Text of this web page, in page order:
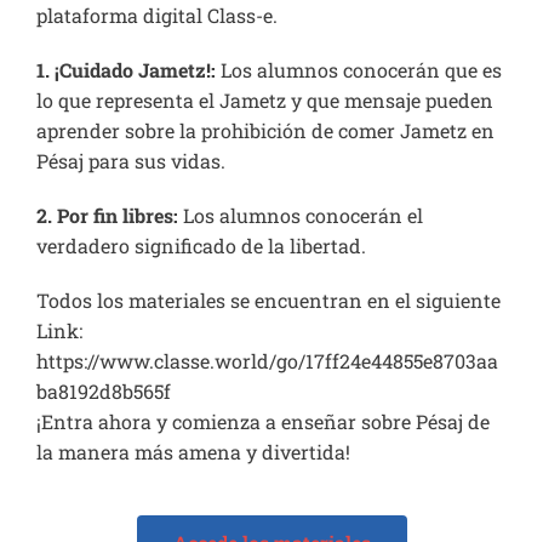
plataforma digital Class-e.
1. ¡Cuidado Jametz!: Los alumnos conocerán que es
lo que representa el Jametz y que mensaje pueden
aprender sobre la prohibición de comer Jametz en
Pésaj para sus vidas.
2. Por fin libres: Los alumnos conocerán el
verdadero significado de la libertad.
Todos los materiales se encuentran en el siguiente
Link:
https://www.classe.world/go/17ff24e44855e8703aa
ba8192d8b565f
¡Entra ahora y comienza a enseñar sobre Pésaj de
la manera más amena y divertida!